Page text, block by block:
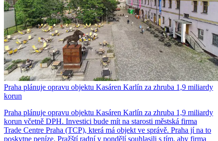
Praha plánuje opravu objektu Kasáren Karlín za zhruba 1,9 miliardy
korun
Praha plánuje opravu objektu Kasáren Karlín za zhruba 1,9 miliardy
korun včetně DPH. Investici bude mít na starosti městská firma
Trade Centre Praha (TCP), která má objekt ve správě. Praha jí na to
poskytne peníze. Pražští radní v pondělí souhlasili s tím, aby firma